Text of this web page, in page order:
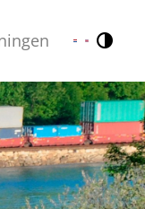
Nederlands
English